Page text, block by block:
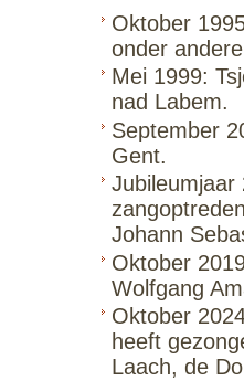
Oktober
onder
Mei 1999:
nad Labem.
September
Gent.
Jubileumjaar
Johann
Oktober
Wolfgang
Oktober
heeft
Laach, de